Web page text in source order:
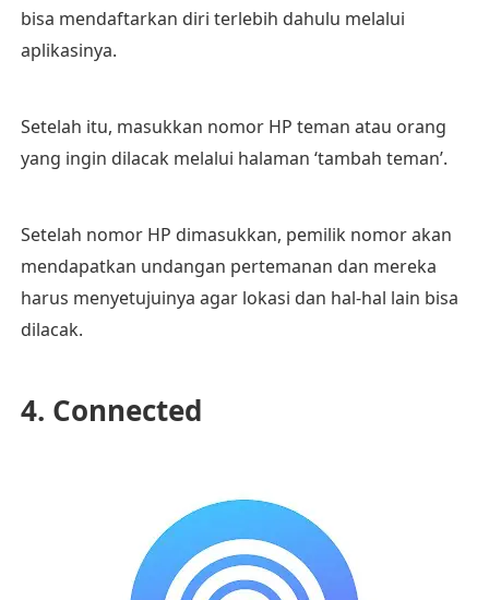
bisa mendaftarkan diri terlebih dahulu melalui
aplikasinya.
Setelah itu, masukkan nomor HP teman atau orang
yang ingin dilacak melalui halaman ‘tambah teman’.
Setelah nomor HP dimasukkan, pemilik nomor akan
mendapatkan undangan pertemanan dan mereka
harus menyetujuinya agar lokasi dan hal-hal lain bisa
dilacak.
4. Connected